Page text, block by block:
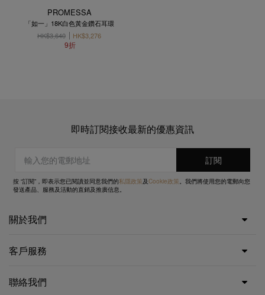
PROMESSA
「如一」18K白色黃金鑽石耳環
HK$3,640
HK$3,276
9折
即時訂閱接收最新的優惠資訊
按 “訂閱”，即表示您已閱讀並同意我們的私隱政策及Cookie政策 。我們將使用您的電郵向您
發送產品、服務及活動的直銷及推廣信息。
關於我們
客戶服務
聯絡我們